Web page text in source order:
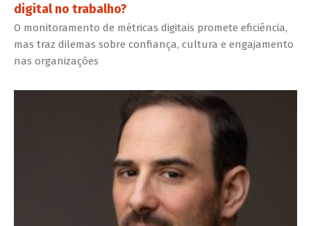
digital no trabalho?
O monitoramento de métricas digitais promete eficiência,
mas traz dilemas sobre confiança, cultura e engajamento
nas organizações